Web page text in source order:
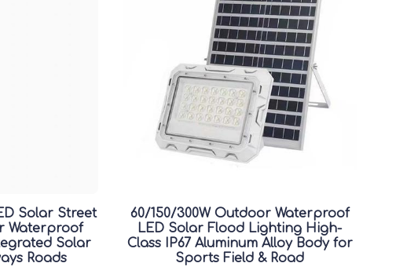
Solar Street
Waterproof
Solar
Roads
60/150/300W Outdoor Waterproof
LED Solar Flood Lighting High-
Class IP67 Aluminum Alloy Body for
Sports Field & Road